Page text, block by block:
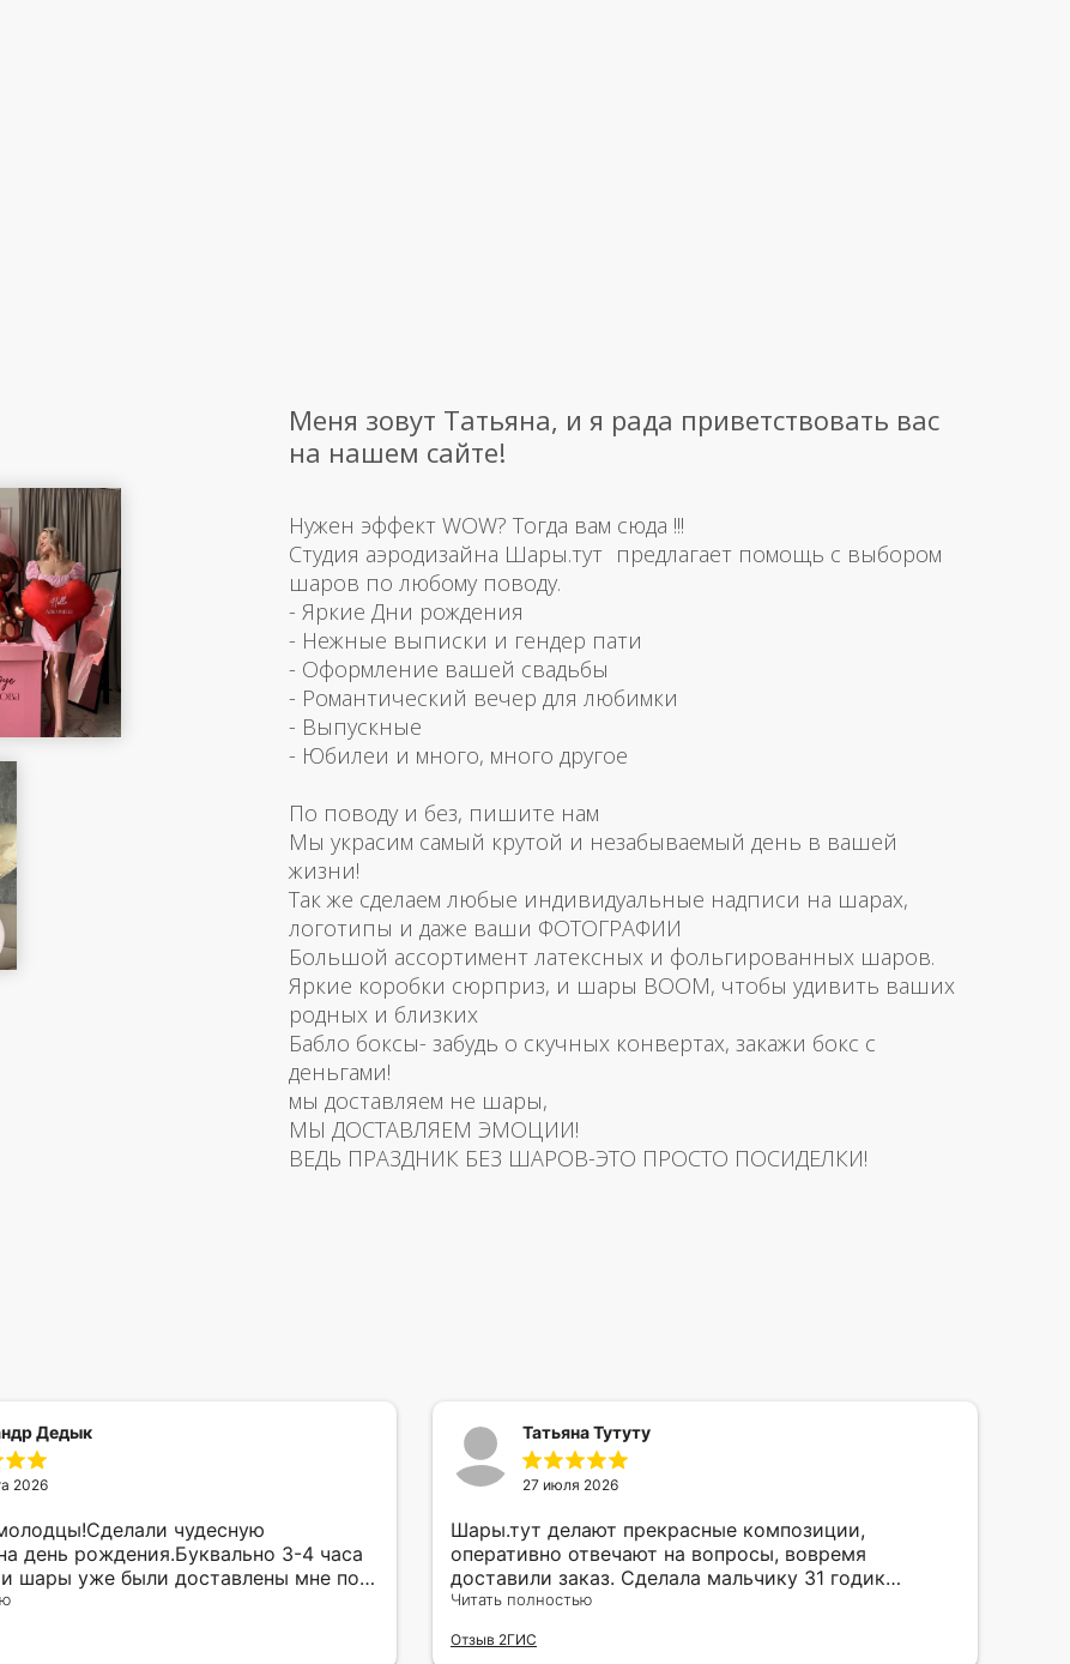
Меня зовут Татьяна, и я рада приветствовать вас
на нашем сайте!
Нужен эффект WOW? Тогда вам сюда !!!
Студия аэродизайна Шары.тут предлагает помощь с выбором
шаров по любому поводу.
- Яркие Дни рождения
- Нежные выписки и гендер пати
- Оформление вашей свадьбы
- Романтический вечер для любимки
- Выпускные
- Юбилеи и много, много другое
По поводу и без, пишите нам
Мы украсим самый крутой и незабываемый день в вашей
жизни!
Так же сделаем любые индивидуальные надписи на шарах,
логотипы и даже ваши ФОТОГРАФИИ
Большой ассортимент латексных и фольгированных шаров.
Яркие коробки сюрприз, и шары BOOM, чтобы удивить ваших
родных и близких
Бабло боксы- забудь о скучных конвертах, закажи бокс с
деньгами!
мы доставляем не шары,
МЫ ДОСТАВЛЯЕМ ЭМОЦИИ!
ВЕДЬ ПРАЗДНИК БЕЗ ШАРОВ-ЭТО ПРОСТО ПОСИДЕЛКИ!
Дедык
2026
чудесную
день рождения.Буквально 3-4 часа
и шары уже были доставлены мне по
исполнения и упаковки на 5.Жена
Татьяна Тутуту
27 июля 2026
Шары.тут делают прекрасные композиции,
оперативно отвечают на вопросы, вовремя
доставили заказ. Сделала мальчику 31 годик
сюрприз, был такой счастливый! Балуйте своего
другу в такое непростое время. А шарики это самое
Читать полностью
Отзыв 2ГИС